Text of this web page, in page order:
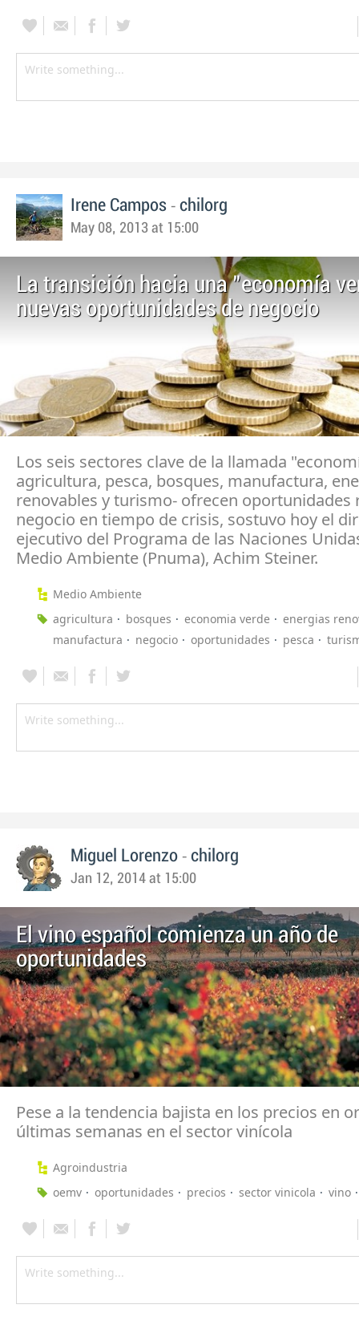
Irene Campos - chilorg
May 08, 2013 at 15:00
La transición hacia una "economía
nuevas oportunidades de negocio
Los seis sectores clave de la llamada
agricultura, pesca, bosques, manufactura,
renovables y turismo- ofrecen oportunidades
negocio en tiempo de crisis, sostuvo hoy el
ejecutivo del Programa de las Naciones
Medio Ambiente (Pnuma), Achim Steiner.
Medio Ambiente
agricultura
bosques economia verde
energias
manufactura
negocio oportunidades pesca
Miguel Lorenzo - chilorg
Jan 12, 2014 at 15:00
El vino español comienza un año de
oportunidades
Pese a la tendencia bajista en los precios en
últimas semanas en el sector vinícola
Agroindustria
oemv
oportunidades precios sector vinicola vino